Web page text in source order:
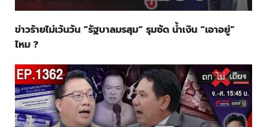
ข่าวร้ายไม่เว้นวัน “รัฐบาลมรสุม” รุมซัด น้ำเงิน “เอาอยู่”
ไหม ?